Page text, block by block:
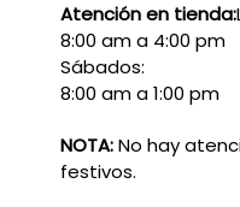
Atención en tienda:
8:00 am a 4:00 pm
Sábados:
8:00 am a 1:00 pm
NOTA:No hay
festivos.